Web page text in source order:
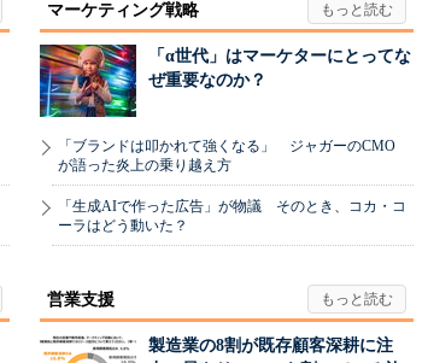
マーケティング戦略
「α世代」はマーケターにとってな
ぜ重要なのか？
「ブランドは叩かれて強くなる」 ジャガーのCMO
が語った炎上の乗り越え方
「生成AIで作った広告」が物議 そのとき、コカ・コ
ーラはどう動いた？
営業支援
製造業の8割が既存顧客深耕に注